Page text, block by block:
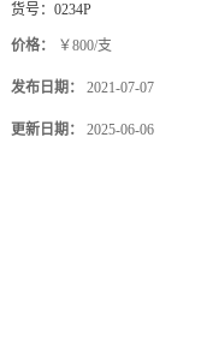
货号： 0234P
价格： ￥800/支
发布日期： 2021-07-07
更新日期： 2025-06-06